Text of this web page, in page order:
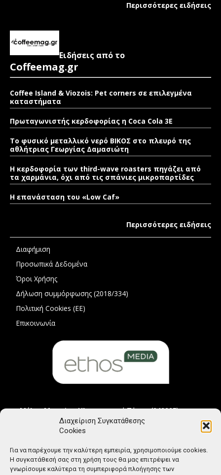
Διαχείριση Συγκατάθεσης
Cookies
Για να παρέχουμε την καλύτερη εμπειρία, χρησιμοποιούμε cookies.
Η συγκατάθεσή σας στη χρήση τους θα μας επιτρέψει να
γνωρίσουμε καλύτερα τη συμπεριφορά πλοήγησης των
Περισσότερες ειδήσεις
Ειδήσεις από το
Coffeemag.gr
Coffee Island & Viozois: Pet corners σε επιλεγμένα
καταστήματα
Πρωταγωνιστής κερδοφορίας η Coca Cola 3E
Το φυσικό μεταλλικό νερό ΒΙΚΟΣ στο πλευρό της
αθλήτριας Γεωργίας Δαμασιώτη
Η κερδοφορία των third-wave roasters πηγάζει από
τα χαρμάνια, όχι από τις σπάνιες μικροπαρτίδες
Η επανάσταση του «Low Caf»
Περισσότερες ειδήσεις
Διαφήμιση
Προσωπικά Δεδομένα
Όροι Χρήσης
Δήλωση συμμόρφωσης (2018/334)
Πολιτική Cookies (ΕΕ)
Επικοινωνία
Μέλος Μητρώου Ηλεκτρονικού Τύπου (242225)